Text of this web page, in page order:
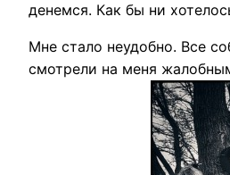
денемся. Как бы ни
Мне стало неудобно. Все
смотрели на меня